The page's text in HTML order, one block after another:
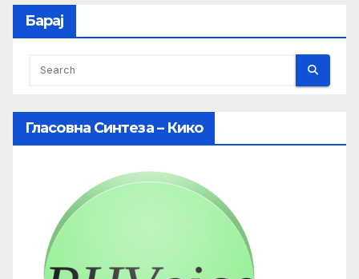
Барај
Гласовна Синтеза – Кико